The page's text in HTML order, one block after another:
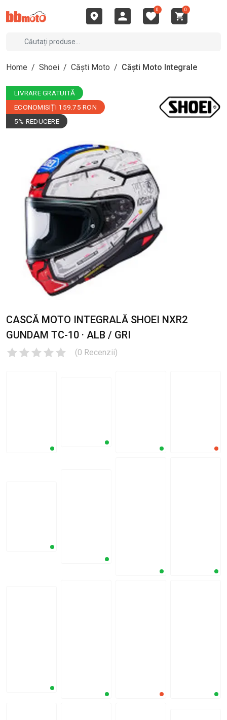
0 0
Home / Shoei / Căști Moto / Căști Moto Integrale
LIVRARE GRATUITĂ
ECONOMISIȚI 159.75 RON
5% REDUCERE
CASCĂ MOTO INTEGRALĂ SHOEI NXR2
GUNDAM TC-10 · ALB / GRI
(0 Recenzii)